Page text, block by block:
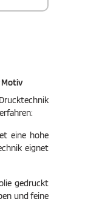
Motiv
eine hohe
eignet
gedruckt
und feine